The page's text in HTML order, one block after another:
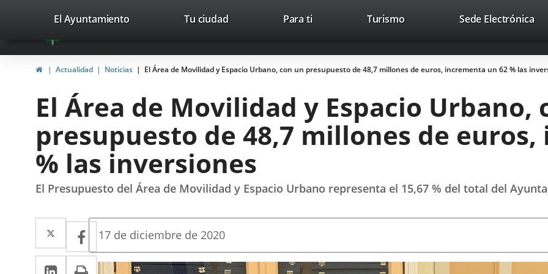
Portal
Web
del
Ayuntamiento
Valladolid
avaTop Trabaja con nosotros Contacto
valladolid.es
El Ayuntamiento Tu ciudad Para ti TurismoEste
abrirá
en
ventana
nueva.
Sede Electrónica
InicioActualidad Noticias El Área de Movilidad y Espacio Urbano, con un presupuesto de 48,7 millones de euros, incrementa un 62 % las
El Área de Movilidad y Espacio Urbano,
presupuesto de 48,7 millones de
% las inversiones
El Presupuesto del Área de Movilidad y Espacio Urbano representa el 15,67 % del total del
Twitter
Enlace
a
una
Facebook
Enlace
a
LinkedIn
EnlaceImprimir
Fecha
la
noticia
17 de diciembre de 2020